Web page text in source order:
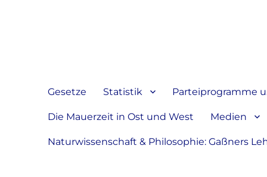
verbreiten
Gesetze Statistik Parteiprogramme
Die Mauerzeit in Ost und West Medien
Naturwissenschaft & Philosophie: Gaßners